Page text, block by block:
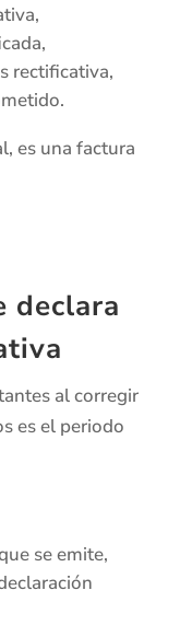
rectificativa,
es una factura
declara
al corregir
es el periodo
se emite,